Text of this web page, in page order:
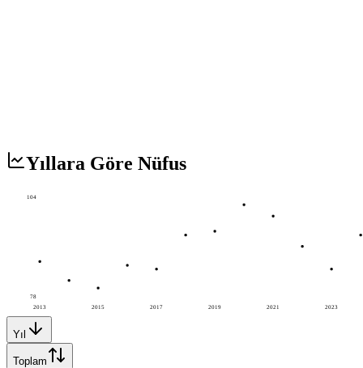
Yıllara Göre Nüfus
2013 2015 2017 2019 2021 2023
104
78
Yıl
Toplam